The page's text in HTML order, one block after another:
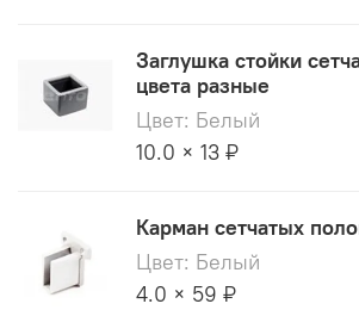
Заглушка стойки
цвета разные
Цвет: Белый
10.0 × 13 ₽
Карман сетчатых
Цвет: Белый
4.0 × 59 ₽